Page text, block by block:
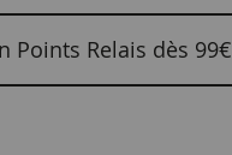
Points Relais dès 99€